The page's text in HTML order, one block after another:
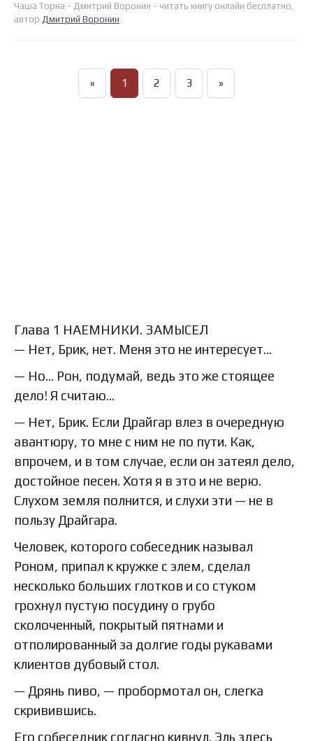
Чаша Торна - Дмитрий Воронин - читать книгу онлайн бесплатно,
автор Дмитрий Воронин
« 1 2 3 »
Глава 1 НАЕМНИКИ. ЗАМЫСЕЛ
— Нет, Брик, нет. Меня это не интересует…
— Но… Рон, подумай, ведь это же стоящее
дело! Я считаю…
— Нет, Брик. Если Драйгар влез в очередную
авантюру, то мне с ним не по пути. Как,
впрочем, и в том случае, если он затеял дело,
достойное песен. Хотя я в это и не верю.
Слухом земля полнится, и слухи эти — не в
пользу Драйгара.
Человек, которого собеседник называл
Роном, припал к кружке с элем, сделал
несколько больших глотков и со стуком
грохнул пустую посудину о грубо
сколоченный, покрытый пятнами и
отполированный за долгие годы рукавами
клиентов дубовый стол.
— Дрянь пиво, — пробормотал он, слегка
скривившись.
Его собеседник согласно кивнул. Эль здесь